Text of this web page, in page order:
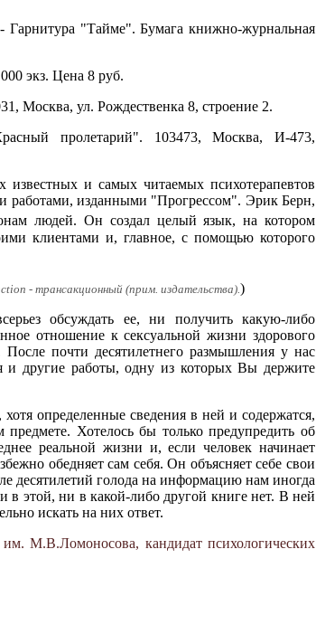
"Тайме". Бумага книжно-журнальная
экз. Цена 8 руб.
Москва, ул. Рождественка 8, строение 2.
пролетарий". 103473, Москва, И-473,
и самых читаемых психотерапевтов
работами, изданными "Прогрессом". Эрик Берн,
людей. Он создал целый язык, на котором
клиентами и, главное, с помощью которого
- трансакционный (прим. издательства).)
обсуждать ее, ни получить какую-либо
отношение к сексуальной жизни здорового
После почти десятилетнего размышления у нас
другие работы, одну из которых Вы держите
определенные сведения в ней и содержатся,
Хотелось бы только предупредить об
реальной жизни и, если человек начинает
обедняет сам себя. Он объясняет себе свои
десятилетий голода на информацию нам иногда
в этой, ни в какой-либо другой книге нет. В ней
искать на них ответ.
М.В.Ломоносова, кандидат психологических